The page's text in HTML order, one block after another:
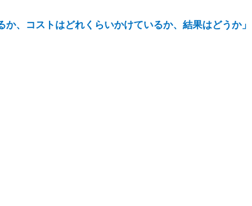
か、コストはどれくらいかけているか、結果はどうか」